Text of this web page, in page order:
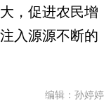
，促进农民增
入源源不断的
编辑：孙婷婷